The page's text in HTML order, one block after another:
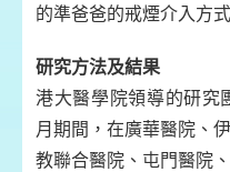
的準爸爸的戒煙介入方
研究方法及結果
港大醫學院領導的研究
月期間，在廣華醫院、
教聯合醫院、屯門醫院